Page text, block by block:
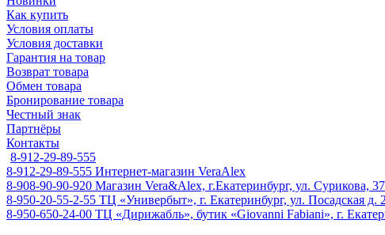
Как купить
Условия оплаты
Условия доставки
Гарантия на товар
Возврат товара
Обмен товара
Бронирование товара
Честный знак
Партнёры
Контакты
8-912-29-89-555
8-912-29-89-555 Интернет-магазин VeraAlex
8-908-90-90-920 Магазин Vera&Alex, г.Екатеринбург, ул. Сурикова, 37
8-950-20-55-2-55 ТЦ «Универбыт», г. Екатеринбург, ул. Посадская д.
8-950-650-24-00 ТЦ «Дирижабль», бутик «Giovanni Fabiani», г.